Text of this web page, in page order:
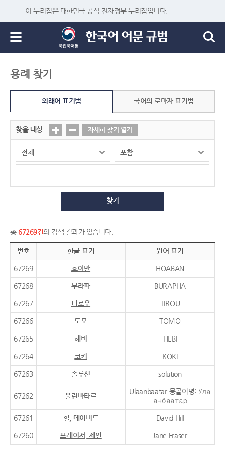
이 누리집은 대한민국 공식 전자정부 누리집입니다.
용례 찾기
외래어 표기법 국어의 로마자 표기법
찾을 대상 자세히 찾기 열기
찾기
총 67269건의 검색 결과가 있습니다.
번호 한글 표기 원어 표기
67269 호아반 HOABAN
67268 부라파 BURAPHA
67267 티로우 TIROU
67266 도모 TOMO
67265 헤비 HEBI
67264 코키 KOKI
67263 솔루션 solution
67262 울란바타르
Ulaanbaatar 몽골어명: Ула
анбаатар
67261 힐, 데이비드 David Hill
67260 프레이저, 제인 Jane Fraser